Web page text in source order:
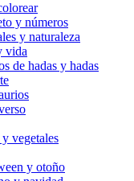
y números
y naturaleza
vida
de hadas y hadas
vegetales
y otoño